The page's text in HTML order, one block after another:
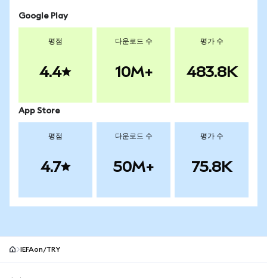
Google Play
평점
4.4
다운로드 수
10M+
평가 수
483.8K
App Store
평점
4.7
다운로드 수
50M+
평가 수
75.8K
IEFAon/TRY